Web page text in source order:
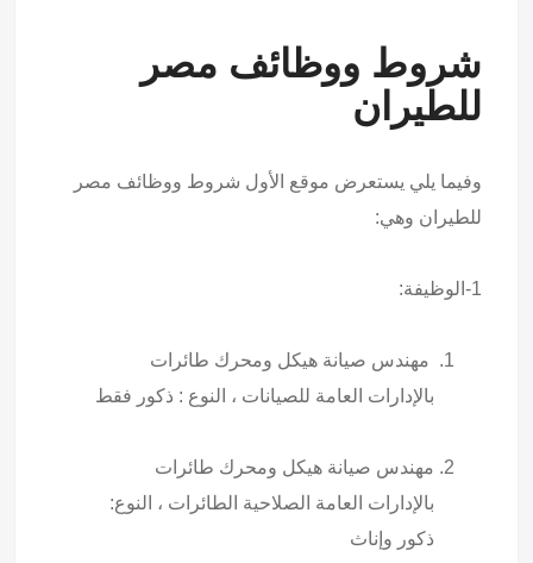
شروط ووظائف مصر
للطيران
وفيما يلي يستعرض موقع الأول شروط ووظائف مصر
للطيران وهي:
1-الوظيفة:
مهندس صيانة هيكل ومحرك طائرات
بالإدارات العامة للصيانات ، النوع : ذكور فقط
مهندس صيانة هيكل ومحرك طائرات
بالإدارات العامة الصلاحية الطائرات ، النوع:
ذكور وإناث